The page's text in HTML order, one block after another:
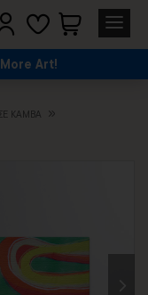
More Art!
ΚΑΜΒΆ